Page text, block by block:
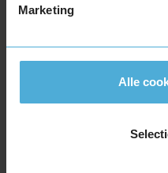
Marketing
Alle
225/40R18 92V
225/60R18 104H